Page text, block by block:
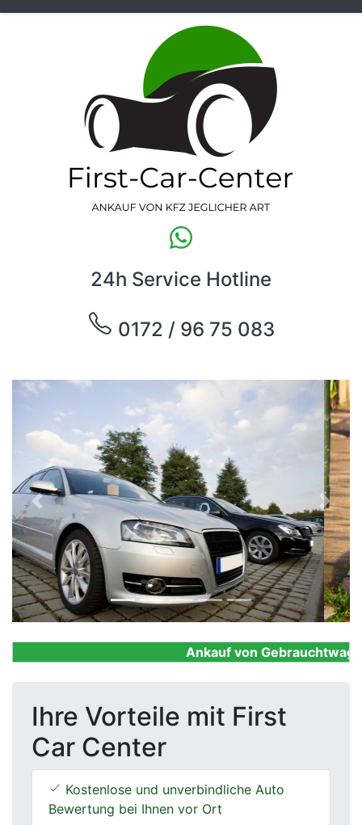
24h Service Hotline
0172 / 96 75 083
Previous Next
Ankauf von
Ihre Vorteile mit First
Car Center
Kostenlose und unverbindliche Auto
Bewertung bei Ihnen vor Ort